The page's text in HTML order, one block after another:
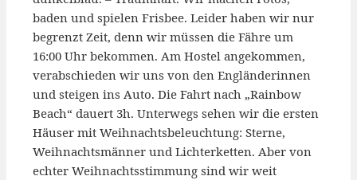
baden und spielen Frisbee. Leider haben wir nur
begrenzt Zeit, denn wir müssen die Fähre um
16:00 Uhr bekommen. Am Hostel angekommen,
verabschieden wir uns von den Engländerinnen
und steigen ins Auto. Die Fahrt nach „Rainbow
Beach“ dauert 3h. Unterwegs sehen wir die ersten
Häuser mit Weihnachtsbeleuchtung: Sterne,
Weihnachtsmänner und Lichterketten. Aber von
echter Weihnachtsstimmung sind wir weit